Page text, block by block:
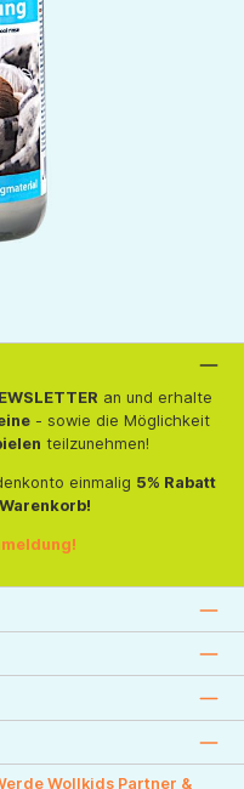
an und erhalte
- sowie die Möglichkeit
teilzunehmen!
einmalig 5% Rabatt
Warenkorb!
Wollkids Partner &